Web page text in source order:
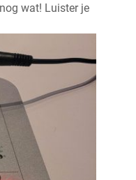
wat! Luister je